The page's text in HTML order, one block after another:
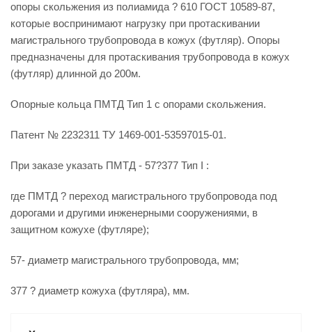
опоры скольжения из полиамида ? 610 ГОСТ 10589-87,
которые воспринимают нагрузку при протаскивании
магистрального трубопровода в кожух (футляр). Опоры
предназначены для протаскивания трубопровода в кожух
(футляр) длинной до 200м.
Опорные кольца ПМТД Тип 1 с опорами скольжения.
Патент № 2232311 ТУ 1469-001-53597015-01.
При заказе указать ПМТД - 57?377 Тип I :
где ПМТД ? переход магистрального трубопровода под
дорогами и другими инженерными сооружениями, в
защитном кожухе (футляре);
57- диаметр магистрального трубопровода, мм;
377 ? диаметр кожуха (футляра), мм.